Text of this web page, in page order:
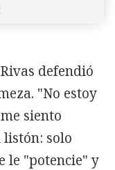
defendió
"No estoy
siento
solo
le "potencie" y